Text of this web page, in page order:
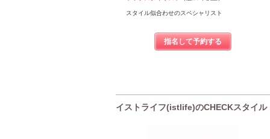
スタイル似合わせのスペシャリスト
指名して予約する
イストライフ(istlife)のCHECKスタイル